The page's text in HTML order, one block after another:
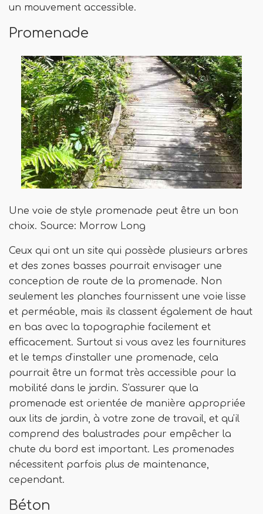
un mouvement accessible.
Promenade
Une voie de style promenade peut être un bon
choix. Source: Morrow Long
Ceux qui ont un site qui possède plusieurs arbres
et des zones basses pourrait envisager une
conception de route de la promenade. Non
seulement les planches fournissent une voie lisse
et perméable, mais ils classent également de haut
en bas avec la topographie facilement et
efficacement. Surtout si vous avez les fournitures
et le temps d'installer une promenade, cela
pourrait être un format très accessible pour la
mobilité dans le jardin. S'assurer que la
promenade est orientée de manière appropriée
aux lits de jardin, à votre zone de travail, et qu'il
comprend des balustrades pour empêcher la
chute du bord est important. Les promenades
nécessitent parfois plus de maintenance,
cependant.
Béton